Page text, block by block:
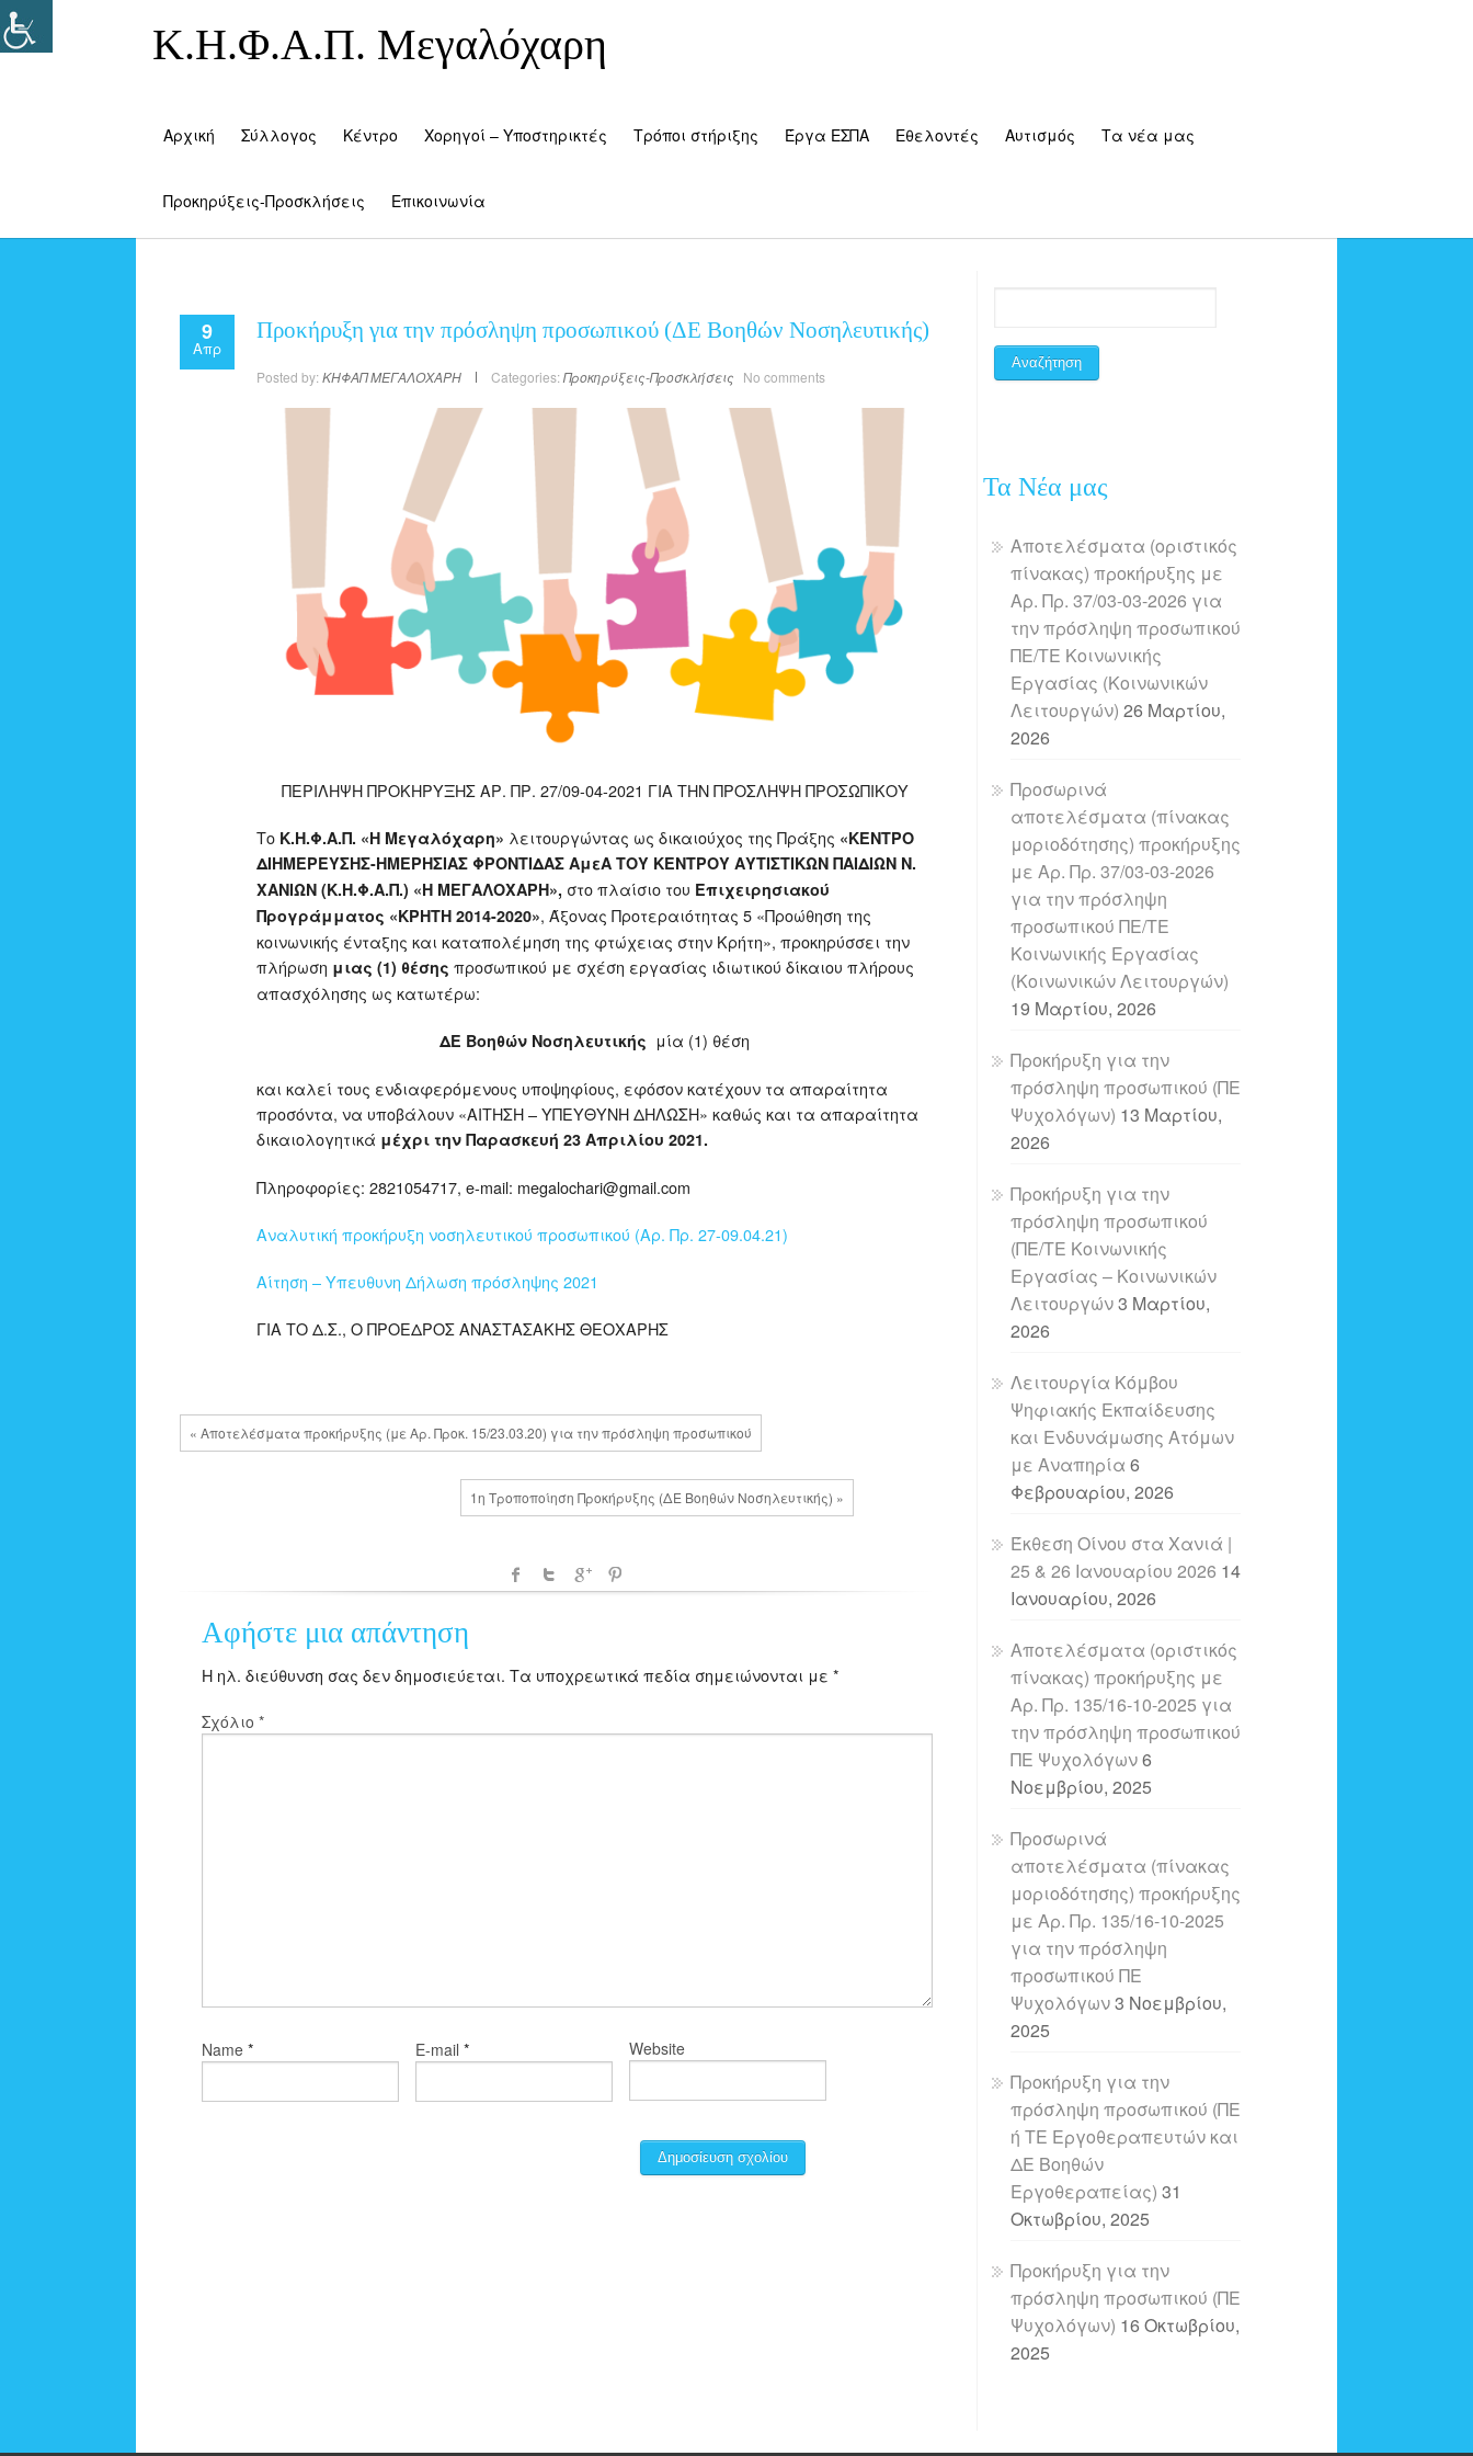
Κ.Η.Φ.Α.Π. Μεγαλόχαρη
Αρχική Σύλλογος Κέντρο Χορηγοί – Υποστηρικτές Τρόποι στήριξης Έργα ΕΣΠΑ Εθελοντές Αυτισμός Τα νέα μας
Προκηρύξεις-Προσκλήσεις Επικοινωνία
9
Απρ
Προκήρυξη για την πρόσληψη προσωπικού (ΔΕ Βοηθών Νοσηλευτικής)
Posted by: ΚΗΦΑΠ ΜΕΓΑΛΟΧΑΡΗ Categories: Προκηρύξεις-Προσκλήσεις No comments
ΠΕΡΙΛΗΨΗ ΠΡΟΚΗΡΥΞΗΣ ΑΡ. ΠΡ. 27/09-04-2021 ΓΙΑ ΤΗΝ ΠΡΟΣΛΗΨΗ ΠΡΟΣΩΠΙΚΟΥ
Το Κ.Η.Φ.Α.Π. «Η Μεγαλόχαρη» λειτουργώντας ως δικαιούχος της Πράξης «ΚΕΝΤΡΟ
ΔΙΗΜΕΡΕΥΣΗΣ-ΗΜΕΡΗΣΙΑΣ ΦΡΟΝΤΙΔΑΣ ΑμεΑ ΤΟΥ ΚΕΝΤΡΟΥ ΑΥΤΙΣΤΙΚΩΝ ΠΑΙΔΙΩΝ Ν.
ΧΑΝΙΩΝ (Κ.Η.Φ.Α.Π.) «Η ΜΕΓΑΛΟΧΑΡΗ», στο πλαίσιο του Επιχειρησιακού
Προγράμματος «ΚΡΗΤΗ 2014-2020», Άξονας Προτεραιότητας 5 «Προώθηση της
κοινωνικής ένταξης και καταπολέμηση της φτώχειας στην Κρήτη», προκηρύσσει την
πλήρωση μιας (1) θέσης προσωπικού με σχέση εργασίας ιδιωτικού δίκαιου πλήρους
απασχόλησης ως κατωτέρω:
ΔΕ Βοηθών Νοσηλευτικής μία (1) θέση
και καλεί τους ενδιαφερόμενους υποψηφίους, εφόσον κατέχουν τα απαραίτητα
προσόντα, να υποβάλουν «ΑΙΤΗΣΗ – ΥΠΕΥΘΥΝΗ ΔΗΛΩΣΗ» καθώς και τα απαραίτητα
δικαιολογητικά μέχρι την Παρασκευή 23 Απριλίου 2021.
Πληροφορίες: 2821054717, e-mail: megalochari@gmail.com
Αναλυτική προκήρυξη νοσηλευτικού προσωπικού (Αρ. Πρ. 27-09.04.21)
Αίτηση – Υπευθυνη Δήλωση πρόσληψης 2021
ΓΙΑ ΤΟ Δ.Σ., Ο ΠΡΟΕΔΡΟΣ ΑΝΑΣΤΑΣΑΚΗΣ ΘΕΟΧΑΡΗΣ
« Αποτελέσματα προκήρυξης (με Αρ. Προκ. 15/23.03.20) για την πρόσληψη προσωπικού
1η Τροποποίηση Προκήρυξης (ΔΕ Βοηθών Νοσηλευτικής) »
Αφήστε μια απάντηση
Η ηλ. διεύθυνση σας δεν δημοσιεύεται. Τα υποχρεωτικά πεδία σημειώνονται με *
Σχόλιο *
Name * E-mail * Website
Τα Νέα μας
Αποτελέσματα (οριστικός
πίνακας) προκήρυξης με
Αρ. Πρ. 37/03-03-2026 για
την πρόσληψη προσωπικού
ΠΕ/ΤΕ Κοινωνικής
Εργασίας (Κοινωνικών
Λειτουργών) 26 Μαρτίου,
2026
Προσωρινά
αποτελέσματα (πίνακας
μοριοδότησης) προκήρυξης
με Αρ. Πρ. 37/03-03-2026
για την πρόσληψη
προσωπικού ΠΕ/ΤΕ
Κοινωνικής Εργασίας
(Κοινωνικών Λειτουργών)
19 Μαρτίου, 2026
Προκήρυξη για την
πρόσληψη προσωπικού (ΠΕ
Ψυχολόγων) 13 Μαρτίου,
2026
Προκήρυξη για την
πρόσληψη προσωπικού
(ΠΕ/ΤΕ Κοινωνικής
Εργασίας – Κοινωνικών
Λειτουργών3 Μαρτίου,
2026
Λειτουργία Κόμβου
Ψηφιακής Εκπαίδευσης
και Ενδυνάμωσης Ατόμων
με Αναπηρία 6
Φεβρουαρίου, 2026
Έκθεση Οίνου στα Χανιά |
25 & 26 Ιανουαρίου 2026 14
Ιανουαρίου, 2026
Αποτελέσματα (οριστικός
πίνακας) προκήρυξης με
Αρ. Πρ. 135/16-10-2025 για
την πρόσληψη προσωπικού
ΠΕ Ψυχολόγων6
Νοεμβρίου, 2025
Προσωρινά
αποτελέσματα (πίνακας
μοριοδότησης) προκήρυξης
με Αρ. Πρ. 135/16-10-2025
για την πρόσληψη
προσωπικού ΠΕ
Ψυχολόγων3 Νοεμβρίου,
2025
Προκήρυξη για την
πρόσληψη προσωπικού (ΠΕ
ή ΤΕ Εργοθεραπευτών και
ΔΕ Βοηθών
Εργοθεραπείας) 31
Οκτωβρίου, 2025
Προκήρυξη για την
πρόσληψη προσωπικού (ΠΕ
Ψυχολόγων) 16 Οκτωβρίου,
2025